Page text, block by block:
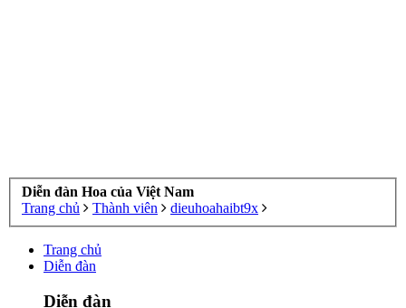
Diễn đàn Hoa của Việt Nam
Trang chủ
Thành viên dieuhoahaibt9x
Trang chủ
Diễn đàn
Diễn đàn